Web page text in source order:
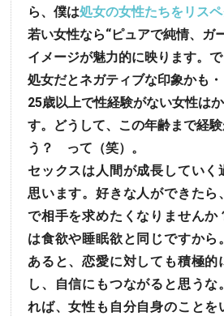
ら、僕は処女の女性たちをリス
若い女性なら“ピュアで純情、ガ
イメージが魅力的に映ります。
処女だとネガティブな印象かも
25歳以上で性経験がない女性は
す。どうして、この年齢まで経
う？ って（笑）。
セックスは人間が成長していく
思います。好きな人ができたら
で相手を求めたくなりません
は食欲や睡眠欲と同じですから
あると、恋愛に対しても積極的
し、自信にもつながると思う
れば、女性も自分自身のことを